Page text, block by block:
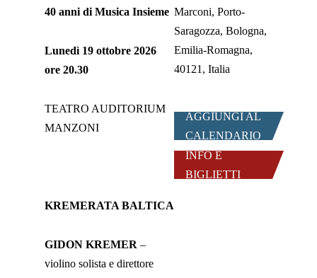
40 anni di Musica Insieme
Lunedì 19 ottobre 2026
ore 20.30
TEATRO AUDITORIUM
MANZONI
KREMERATA BALTICA
GIDON KREMER –
violino solista e direttore
Marconi, Porto-
Saragozza, Bologna,
Emilia-Romagna,
40121, Italia
AGGIUNGI AL
CALENDARIO
INFO E
BIGLIETTI